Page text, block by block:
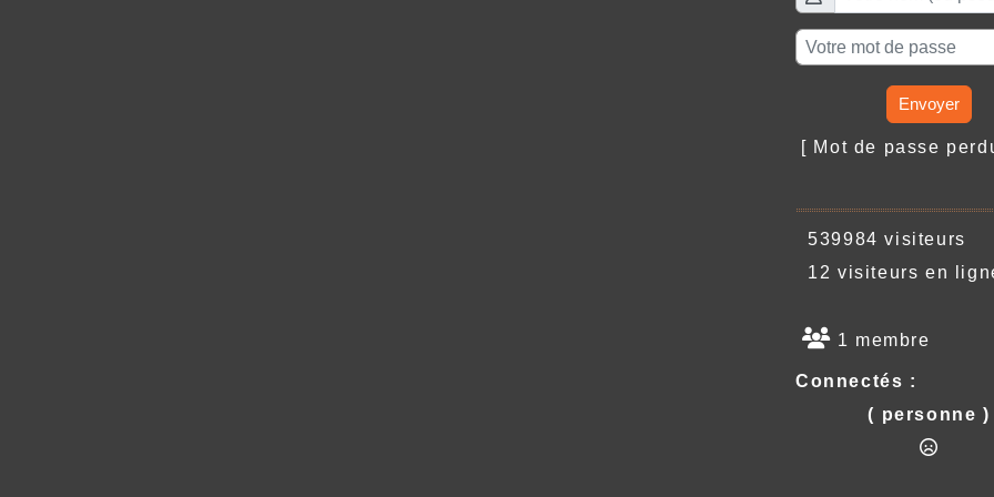
Envoyer
[ Mot de passe
539984 visiteurs
12 visiteurs en
1 membre
Connectés :
( personne )